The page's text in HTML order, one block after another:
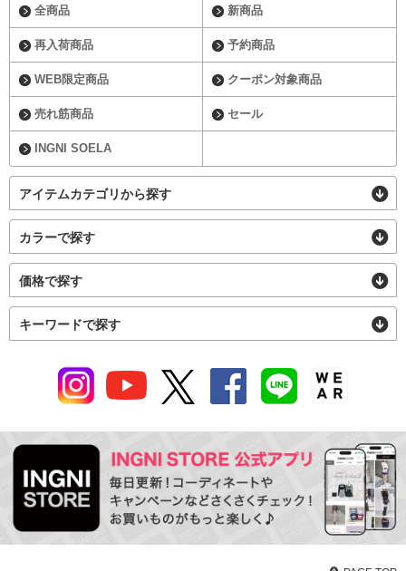
全商品 新商品
再入荷商品 予約商品
WEB限定商品 クーポン対象商品
売れ筋商品 セール
INGNI SOELA
アイテムカテゴリから探す
カラーで探す
価格で探す
キーワードで探す